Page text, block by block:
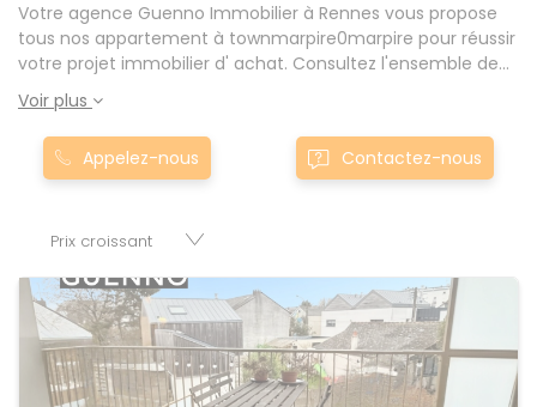
Votre agence Guenno Immobilier à Rennes vous propose
tous nos appartement à townmarpire0marpire pour réussir
votre projet immobilier d' achat. Consultez l'ensemble de
nos offres à Rennes mais également aux alentours : Le
Rheu, Pacé, Montgermont... Nos appartement T3 à
townmarpire0marpire sont proposés au meilleur prix du
marché pour permettre au plus grand nombre de réussir
appartements, maisons, immeubles, terrains et murs.
Voir plus
Appelez-nous Contactez-nous